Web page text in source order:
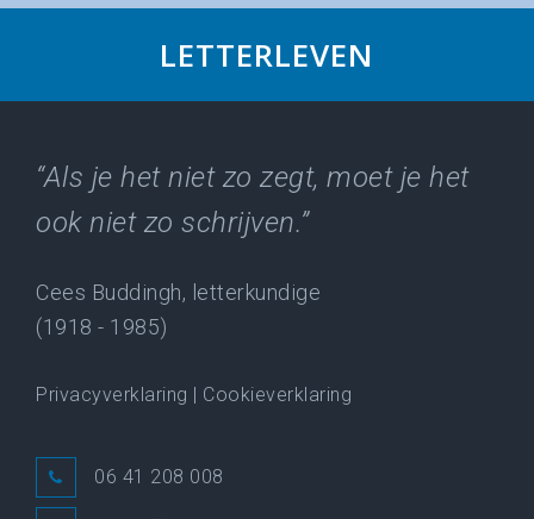
LETTERLEVEN
“Als je het niet zo zegt, moet je het
ook niet zo schrijven.”
Cees Buddingh, letterkundige
(1918 - 1985)
Privacyverklaring | Cookieverklaring
06 41 208 008